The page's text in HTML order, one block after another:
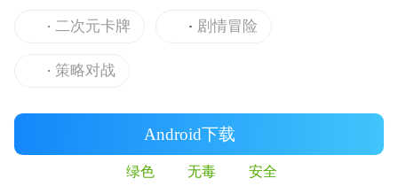
二次元卡牌 剧情冒险
策略对战
Android下载
绿色 无毒 安全